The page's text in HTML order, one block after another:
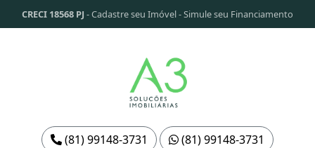
CRECI 18568 PJ -Cadastre seu Imóvel-Simule seu Financiamento
(81) 99148-3731 (81) 99148-3731